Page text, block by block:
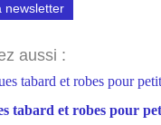
newsletter
aussi :
tabard et robes pour